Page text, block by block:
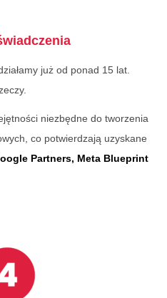
już od ponad 15 lat.
niezbędne do tworzenia
co potwierdzają uzyskane
Partners, Meta Blueprint